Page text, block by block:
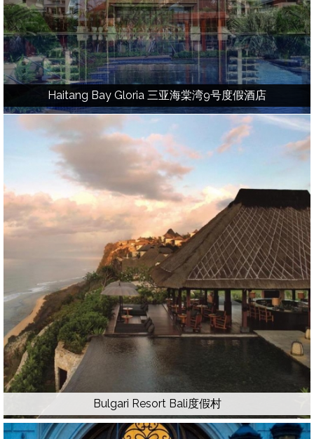
Haitang Bay Gloria 三亚海棠湾9号度假酒店
Bulgari Resort Bali度假村